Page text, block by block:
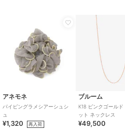
アネモネ
パイピングラメシアーシュシ
ュ
¥1,320 再入荷
ブルーム
K18 ピンクゴールド
ット ネックレス
¥49,500